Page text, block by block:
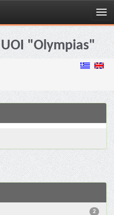
"Olympias"
2